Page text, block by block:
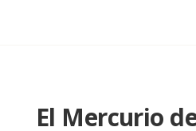
El Mercurio